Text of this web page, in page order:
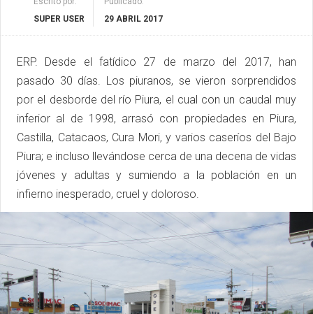
SUPER USER
29 ABRIL 2017
ERP. Desde el fatídico 27 de marzo del 2017, han
pasado 30 días. Los piuranos, se vieron sorprendidos
por el desborde del río Piura, el cual con un caudal muy
inferior al de 1998, arrasó con propiedades en Piura,
Castilla, Catacaos, Cura Mori, y varios caseríos del Bajo
Piura; e incluso llevándose cerca de una decena de vidas
jóvenes y adultas y sumiendo a la población en un
infierno inesperado, cruel y doloroso.